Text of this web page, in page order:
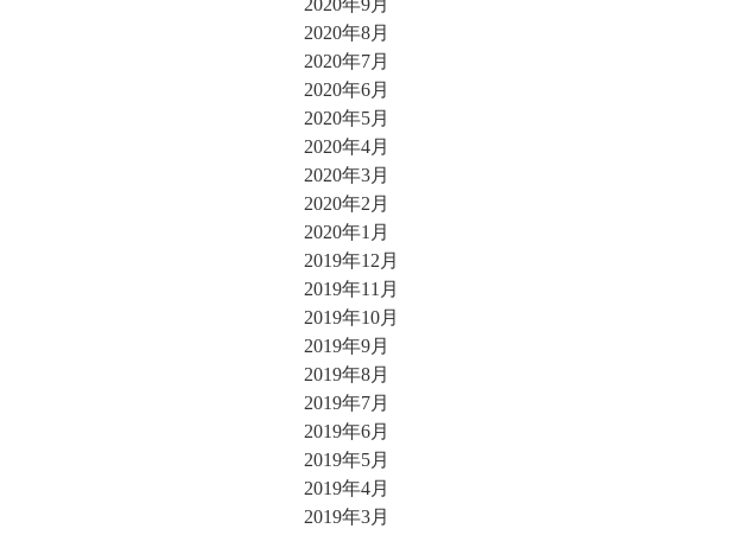
2020年8月
2020年7月
2020年6月
2020年5月
2020年4月
2020年3月
2020年2月
2020年1月
2019年12月
2019年11月
2019年10月
2019年9月
2019年8月
2019年7月
2019年6月
2019年5月
2019年4月
2019年3月